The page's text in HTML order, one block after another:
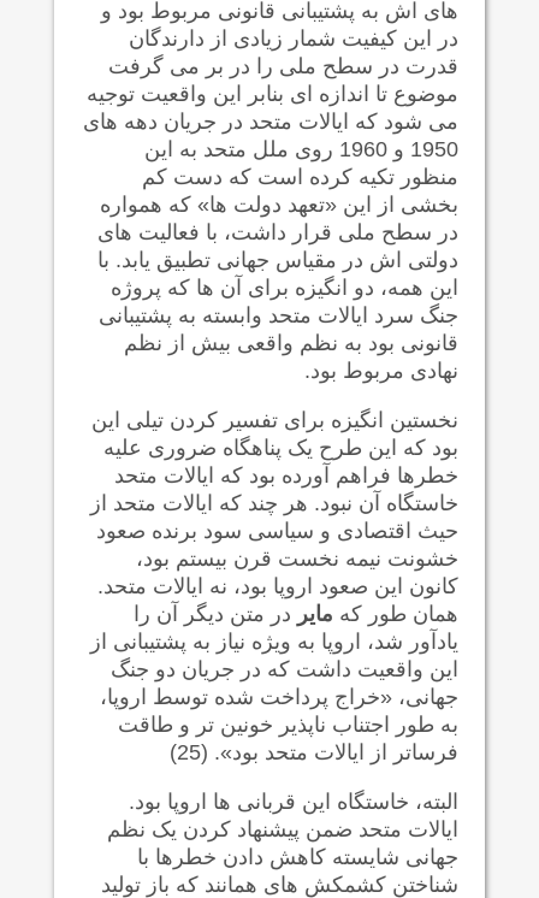
های اش به پشتیبانی قانونی مربوط بود و
در این کیفیت شمار زیادی از دارندگان
قدرت در سطح ملی را در بر می گرفت
موضوع تا اندازه ای بنابر این واقعیت توجیه
می شود که ایالات متحد در جریان دهه های
1950 و 1960 روی ملل متحد به این
منظور تکیه کرده است که دست کم
بخشی از این «تعهد دولت ها» که همواره
در سطح ملی قرار داشت، با فعالیت های
دولتی اش در مقیاس جهانی تطبیق یابد. با
این همه، دو انگیزه برای آن ها که پروژه
جنگ سرد ایالات متحد وابسته به پشتیبانی
قانونی بود به نظم واقعی بیش از نظم
نهادی مربوط بود.
نخستین انگیزه برای تفسیر کردن تیلی این
بود که این طرح یک پناهگاه ضروری علیه
خطرها فراهم آورده بود که ایالات متحد
خاستگاه آن نبود. هر چند که ایالات متحد از
حیث اقتصادی و سیاسی سود برنده صعود
خشونت نیمه نخست قرن بیستم بود،
کانون این صعود اروپا بود، نه ایالات متحد.
همان طور که مایر در متن دیگر آن را
یادآور شد، اروپا به ویژه نیاز به پشتیبانی از
این واقعیت داشت که در جریان دو جنگ
جهانی، «خراج پرداخت شده توسط اروپا،
به طور اجتناب ناپذیر خونین تر و طاقت
فرساتر از ایالات متحد بود». (25)
البته، خاستگاه این قربانی ها اروپا بود.
ایالات متحد ضمن پیشنهاد کردن یک نظم
جهانی شایسته کاهش دادن خطرها با
شناختن کشمکش های همانند که باز تولید